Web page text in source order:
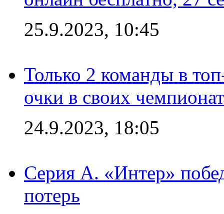
25.9.2023, 10:45
Только 2 команды в
очки в своих
24.9.2023, 18:05
Серия А. «Интер»
потерь